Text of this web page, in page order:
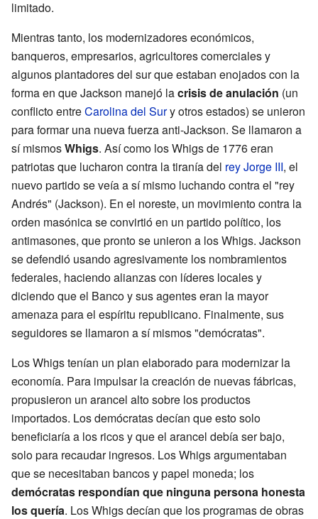
limitado.
Mientras tanto, los modernizadores económicos,
banqueros, empresarios, agricultores comerciales y
algunos plantadores del sur que estaban enojados con la
forma en que Jackson manejó lacrisis de anulación (un
conflicto entreCarolina del Sury otros estados) se unieron
para formar una nueva fuerza anti-Jackson. Se llamaron a
sí mismosWhigs. Así como los Whigs de 1776 eran
patriotas que lucharon contra la tiranía del rey Jorge III, el
nuevo partido se veía a sí mismo luchando contra el "rey
Andrés" (Jackson). En el noreste, un movimiento contra la
orden masónica se convirtió en un partido político, los
antimasones, que pronto se unieron a los Whigs. Jackson
se defendió usando agresivamente los nombramientos
federales, haciendo alianzas con líderes locales y
diciendo que el Banco y sus agentes eran la mayor
amenaza para el espíritu republicano. Finalmente, sus
seguidores se llamaron a sí mismos "demócratas".
Los Whigs tenían un plan elaborado para modernizar la
economía. Para impulsar la creación de nuevas fábricas,
propusieron un arancel alto sobre los productos
importados. Los demócratas decían que esto solo
beneficiaría a los ricos y que el arancel debía ser bajo,
solo para recaudar ingresos. Los Whigs argumentaban
que se necesitaban bancos y papel moneda; los
demócratas respondían que ninguna persona honesta
los quería. Los Whigs decían que los programas de obras